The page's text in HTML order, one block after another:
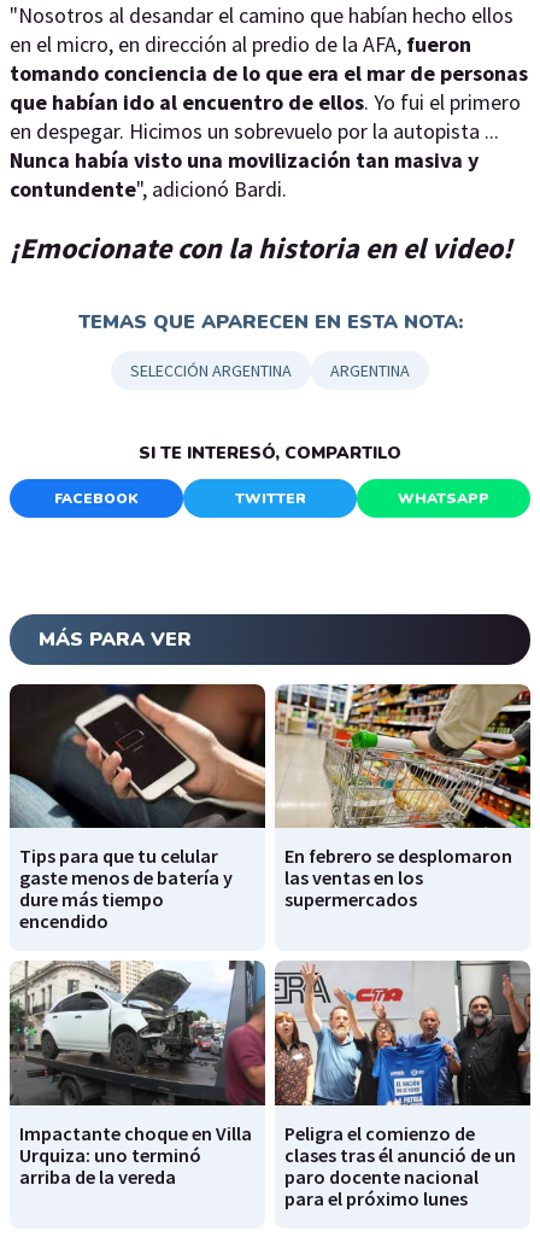
"Nosotros al desandar el camino que habían hecho ellos
en el micro, en dirección al predio de la AFA, fueron
tomando conciencia de lo que era el mar de personas
que habían ido al encuentro de ellos. Yo fui el primero
en despegar. Hicimos un sobrevuelo por la autopista ...
Nunca había visto una movilización tan masiva y
contundente", adicionó Bardi.
¡Emocionate con la historia en el video!
TEMAS QUE APARECEN EN ESTA NOTA:
SELECCIÓN ARGENTINA ARGENTINA
SI TE INTERESÓ, COMPARTILO
FACEBOOK TWITTER WHATSAPP
MÁS PARA VER
Tips para que tu celular
gaste menos de batería y
dure más tiempo
encendido
En febrero se desplomaron
las ventas en los
supermercados
Impactante choque en Villa
Urquiza: uno terminó
arriba de la vereda
Peligra el comienzo de
clases tras él anunció de un
paro docente nacional
para el próximo lunes